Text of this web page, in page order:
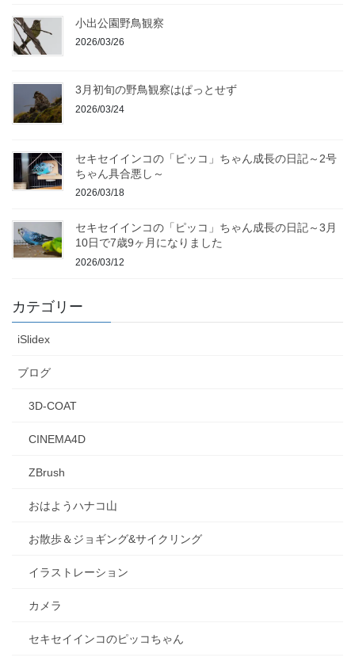
小出公園野鳥観察
2026/03/26
3月初旬の野鳥観察はぱっとせず
2026/03/24
セキセイインコの「ピッコ」ちゃん成長の日記～2号
ちゃん具合悪し～
2026/03/18
セキセイインコの「ピッコ」ちゃん成長の日記～3月
10日で7歳9ヶ月になりました
2026/03/12
カテゴリー
iSlidex
ブログ
3D-COAT
CINEMA4D
ZBrush
おはようハナコ山
お散歩＆ジョギング&サイクリング
イラストレーション
カメラ
セキセイインコのピッコちゃん